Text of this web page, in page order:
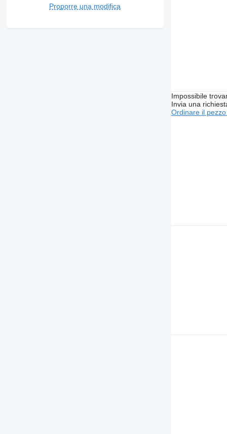
Proporre una modifica
Impossibile
Invia una
Ordinare il